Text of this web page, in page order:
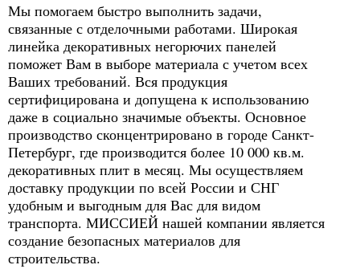
Мы помогаем быстро выполнить задачи,
связанные с отделочными работами. Широкая
линейка декоративных негорючих панелей
поможет Вам в выборе материала с учетом всех
Ваших требований. Вся продукция
сертифицирована и допущена к использованию
даже в социально значимые объекты. Основное
производство сконцентрировано в городе Санкт-
Петербург, где производится более 10 000 кв.м.
декоративных плит в месяц. Мы осуществляем
доставку продукции по всей России и СНГ
удобным и выгодным для Вас для видом
транспорта. МИССИЕЙ нашей компании является
создание безопасных материалов для
строительства.